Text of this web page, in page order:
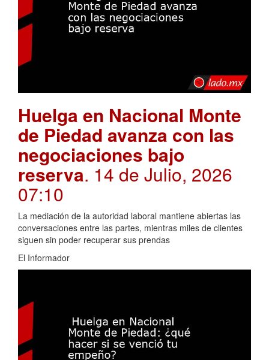
Huelga en Nacional Monte
de Piedad avanza con las
negociaciones bajo
reserva. 14 de Julio, 2026
07:10
La mediación de la autoridad laboral mantiene abiertas las
conversaciones entre las partes, mientras miles de clientes
siguen sin poder recuperar sus prendas
El Informador